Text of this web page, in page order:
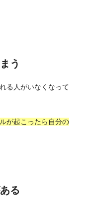
う
る人がいなくなって
が起こったら自分の
る